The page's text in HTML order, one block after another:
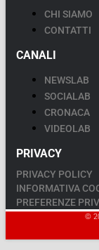
CHI SIAMO
CONTATTI
CANALI
NEWSLAB
SOCIALAB
CRONACA
VIDEOLAB
PRIVACY
PRIVACY POLICY
INFORMATIVA
PREFERENZE
©